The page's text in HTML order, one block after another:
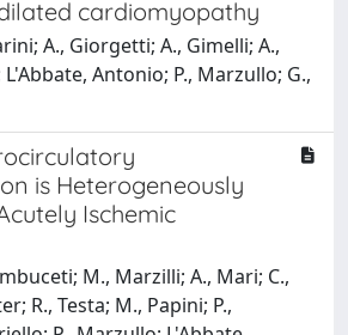
cardiomyopathy
A., Giorgetti; A., Gimelli; A.,
L'Abbate, Antonio; P., Marzullo; G.,
is Heterogeneously
Ischemic
M., Marzilli; A., Mari; C.,
R., Testa; M., Papini; P.,